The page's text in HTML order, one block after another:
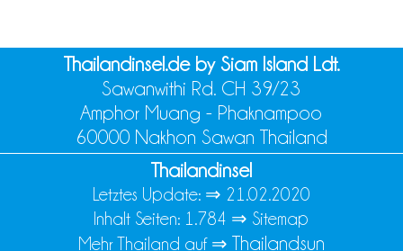
Thailandinsel.de by Siam Island Ldt.
Sawanwithi Rd. CH 39/23
Amphor Muang - Phaknampoo
60000 Nakhon Sawan Thailand
Thailandinsel
Letztes Update: ⇒ 21.02.2020
Inhalt Seiten: 1.784 ⇒ Sitemap
Mehr Thailand auf ⇒ Thailandsun